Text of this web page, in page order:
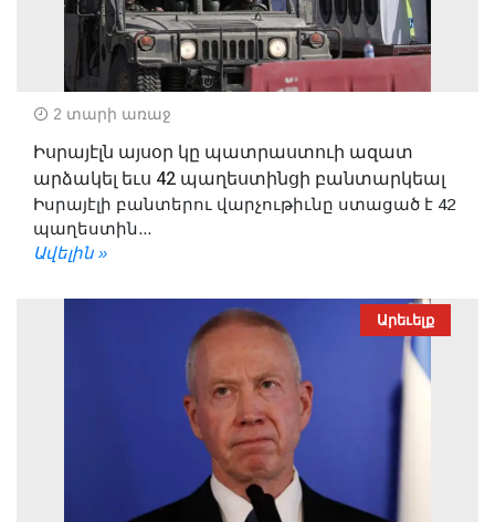
2 տարի առաջ
Իսրայէլն այսօր կը պատրաստուի ազատ
արձակել եւս 42 պաղեստինցի բանտարկեալ
Իսրայէլի բանտերու վարչութիւնը ստացած է 42
պաղեստին...
Ավելին »
Արեւելք